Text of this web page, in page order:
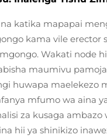
katika mapapai
kama vile erector
Wakati node
maumivu
huwapa maelekezo
mfumo wa aina
za kusaga
hii ya shinikizo